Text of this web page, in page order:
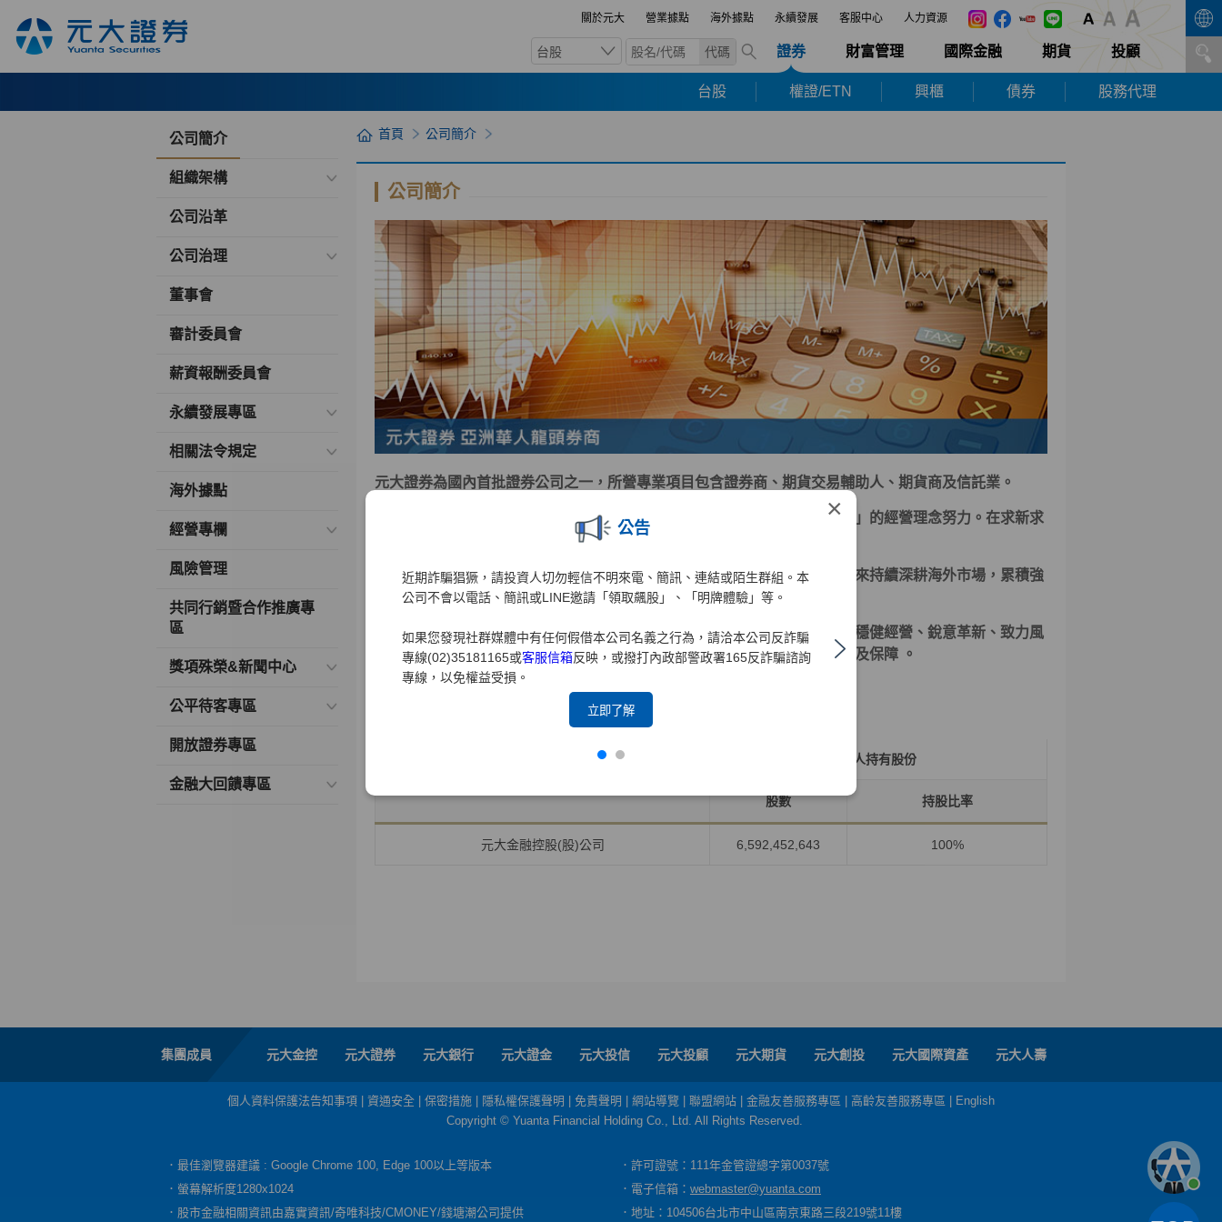
關於元大 營業據點 海外據點 永續發展 客服中心 人力資源
台股 代碼 證券 財富管理 國際金融 期貨 投顧
台股 權證/ETN 興櫃 債券 股務代理
×
公告
近期詐騙猖獗，請投資人切勿輕信不明來電、簡訊、連結或陌生群組。本
公司不會以電話、簡訊或LINE邀請「領取飆股」、「明牌體驗」等。
如果您發現社群媒體中有任何假借本公司名義之行為，請洽本公司反詐騙
專線(02)35181165或客服信箱反映，或撥打內政部警政署165反詐騙諮詢
專線，以免權益受損。
立即了解
公司簡介
組織架構
公司沿革
公司治理
董事會
審計委員會
薪資報酬委員會
永續發展專區
相關法令規定
海外據點
經營專欄
風險管理
共同行銷暨合作推廣專
區
獎項殊榮&新聞中心
公平待客專區
開放證券專區
金融大回饋專區
首頁 公司簡介
公司簡介
元大證券為國內首批證券公司之一，所營專業項目包含證券商、期貨交易輔助人、期貨商及信託業。
多年來始終秉持著為投資大眾「掌握先機、創造財富、誠信服務、保障權益」的經營理念努力。在求新求
變、群策群力的企業文化驅策下，早已成為台灣證券業的翹楚。
本著「深耕台灣、放眼國際、在地生活、全球投資」的理念，元大證券多年來持續深耕海外市場，累積強
大實力。近年來更積極拓展兩岸三地業務，以期成為大中華區指標性券商。
元大證券為元大金控旗下之子公司，爾後仍將持續以落實客戶權益為職志，穩健經營、銳意革新、致力風
險管理，為投資大眾提供最完善、最周全之服務，並為客戶帶來更大的利潤及保障 。
本人持有股份
持股比例占前十名之股東資料
資料時間:115年4月30日
本人持有股份
股數 持股比率
元大金融控股(股)公司 6,592,452,643 100%
集團成員 元大金控 元大證券 元大銀行 元大證金 元大投信 元大投顧 元大期貨 元大創投 元大國際資產 元大人壽
個人資料保護法告知事項 資通安全 保密措施 隱私權保護聲明 免責聲明 網站導覽 聯盟網站 金融友善服務專區 高齡友善服務專區
English
Copyright © Yuanta Financial Holding Co., Ltd. All Rights Reserved.
．最佳瀏覽器建議 : Google Chrome 100, Edge 100以上等版本
．許可證號：111年金管證總字第0037號
．螢幕解析度1280x1024
．電子信箱： webmaster@yuanta.com
．股市金融相關資訊由嘉實資訊/奇唯科技/CMONEY/錢塘潮公司提供
．地址：104506台北市中山區南京東路三段219號11樓